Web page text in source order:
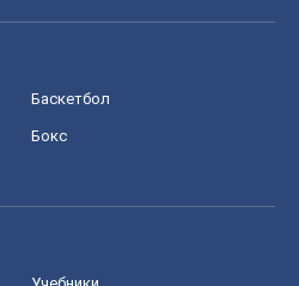
Баскетбол
Бокс